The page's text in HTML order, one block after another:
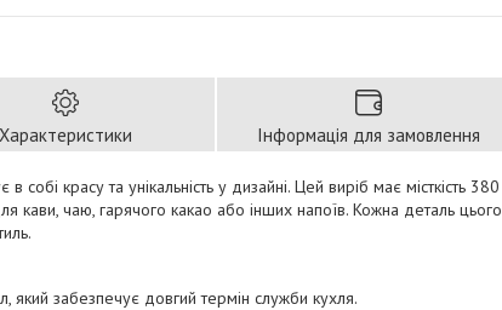
Характеристики Інформація для замовлення
красу та унікальність у дизайні. Цей виріб має місткість 380
чаю, гарячого какао або інших напоїв. Кожна деталь цього
який забезпечує довгий термін служби кухля.